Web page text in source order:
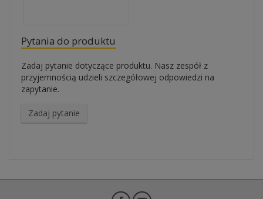
Pytania do produktu
Zadaj pytanie dotyczące produktu. Nasz zespół z
przyjemnością udzieli szczegółowej odpowiedzi na
zapytanie.
Zadaj pytanie